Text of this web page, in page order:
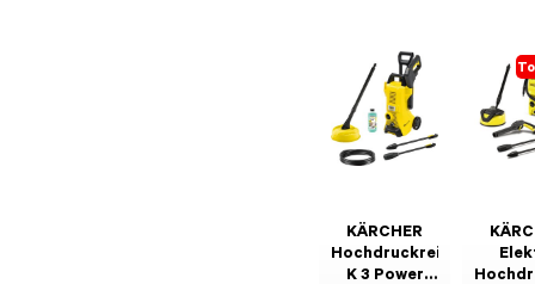
KÄRCHER
Hochdruckreiniger
K 3 Power